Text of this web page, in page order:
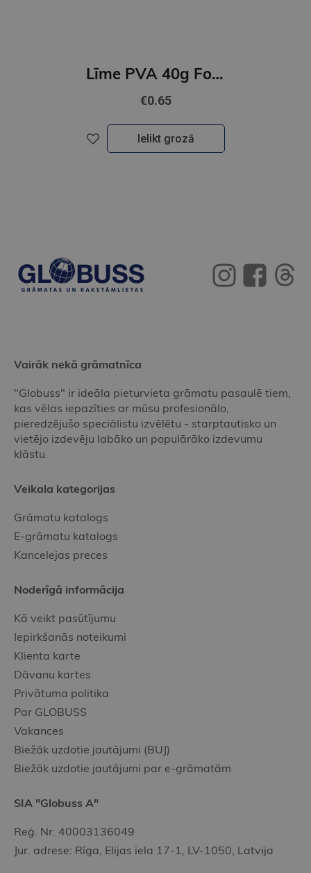
Līme PVA 40g Forpus
€0.65
Ielikt grozā
Vairāk nekā grāmatnīca
"Globuss" ir ideāla pieturvieta grāmatu pasaulē tiem,
kas vēlas iepazīties ar mūsu profesionālo,
pieredzējušo speciālistu izvēlētu - starptautisko un
vietējo izdevēju labāko un populārāko izdevumu
klāstu.
Veikala kategorijas
Grāmatu katalogs
E-grāmatu katalogs
Kancelejas preces
Noderīgā informācija
Kā veikt pasūtījumu
Iepirkšanās noteikumi
Klienta karte
Dāvanu kartes
Privātuma politika
Par GLOBUSS
Vakances
Biežāk uzdotie jautājumi (BUJ)
Biežāk uzdotie jautājumi par e-grāmatām
SIA "Globuss A"
Reģ. Nr. 40003136049
Jur. adrese: Rīga, Elijas iela 17-1, LV-1050, Latvija